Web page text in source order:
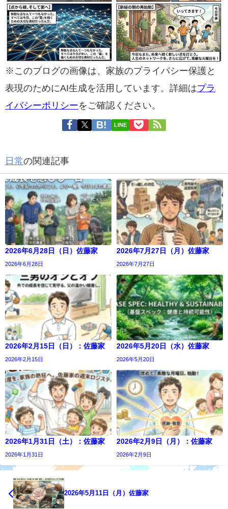
※このブログの画像は、家族のプライバシー保護と
表現のためにAI生成を活用しています。詳細はプラ
イバシーポリシーをご確認ください。
LINE
日常の関連記事
2026年6月28日（日）佐藤家
2026年6月28日
2026年7月27日（月）佐藤家
2026年7月27日
2026年2月15日（日）：佐藤家
2026年2月15日
2026年5月20日（水）佐藤家
2026年5月20日
2026年1月31日（土）：佐藤家
2026年1月31日
2026年2月9日（月）：佐藤家
2026年2月9日
2026年5月11日（月）佐藤家